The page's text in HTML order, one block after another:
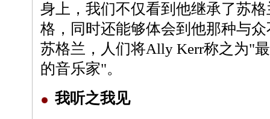
身上，我们不仅看到他继承了苏
格，同时还能够体会到他那种与
苏格兰，人们将Ally Kerr称之为"
的音乐家"。
我听之我见